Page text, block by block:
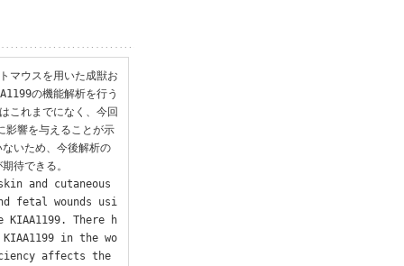
マウスを用いた成獣お
の機能解析を行う
これまでになく、今回
影響を与えることが示
いため、今後解析の
待できる。
and cutaneous
fetal wounds usi
KIAA1199. There h
in the wo
affects the